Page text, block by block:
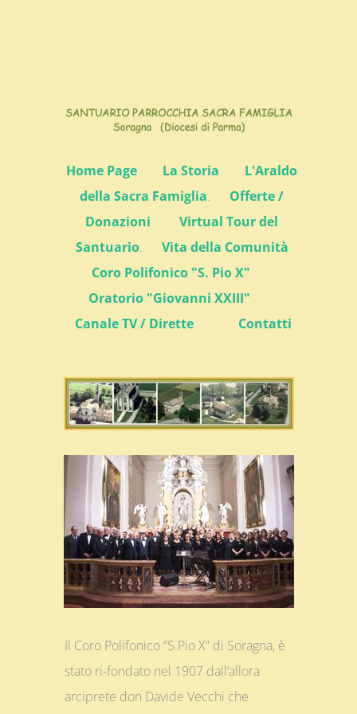
Home Page La Storia
L'Araldo
della Sacra Famiglia.
Offerte /
Donazioni
Virtual Tour del
Santuario.
Vita della Comunità
Coro Polifonico "S. Pio X"
Oratorio "Giovanni XXIII"
Canale TV / Dirette
Contatti
Il Coro Polifonico “S.Pio X” di Soragna, è
stato ri-fondato nel 1907 dall’allora
arciprete don Davide Vecchi che